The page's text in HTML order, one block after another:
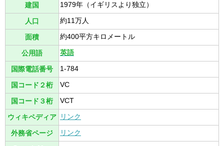
建国 1979年（イギリスより独立）
人口 約11万人
面積 約400平方キロメートル
公用語 英語
国際電話番号 1-784
国コード２桁 VC
国コード３桁 VCT
ウィキペディア リンク
外務省ページ リンク